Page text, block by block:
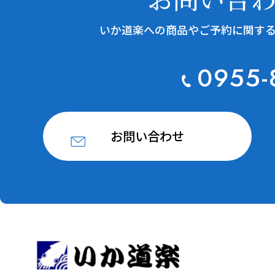
いか道楽への商品やご予約に関す
お問い合わせ